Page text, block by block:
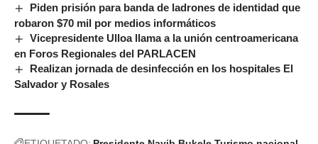
Piden prisión para banda de ladrones de identidad que
robaron $70 mil por medios informáticos
Vicepresidente Ulloa llama a la unión centroamericana
en Foros Regionales del PARLACEN
Realizan jornada de desinfección en los hospitales El
Salvador y Rosales